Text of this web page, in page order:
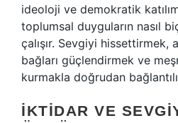
ideoloji ve demokratik
toplumsal duyguların nasıl
çalışır. Sevgiyi hissettirmek,
bağları güçlendirmek ve
kurmakla doğrudan
İKTIDAR VE